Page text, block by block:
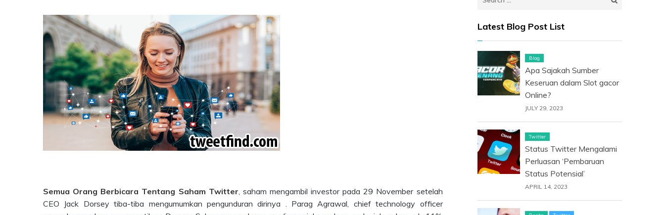
Semua Orang Berbicara Tentang Saham Twitter, saham mengambil investor pada 29 November setelah
CEO Jack Dorsey tiba-tiba mengumumkan pengunduran dirinya . Parag Agrawal, chief technology officer
Latest Blog Post List
Blog
Apa Sajakah Sumber
Keseruan dalam Slot gacor
Online?
JULY 29, 2023
Twitter
Status Twitter Mengalami
Perluasan ‘Pembaruan
Status Potensial’
APRIL 14, 2023